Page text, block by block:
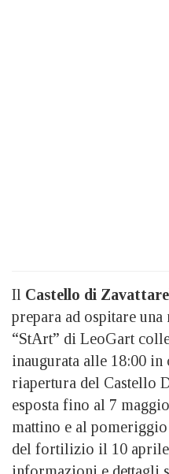
Il Castello di
prepara ad ospitare una
“StArt” di LeoGart
inaugurata alle 18:00
riapertura del Castello
esposta fino al 7
mattino e al
del fortilizio il 10